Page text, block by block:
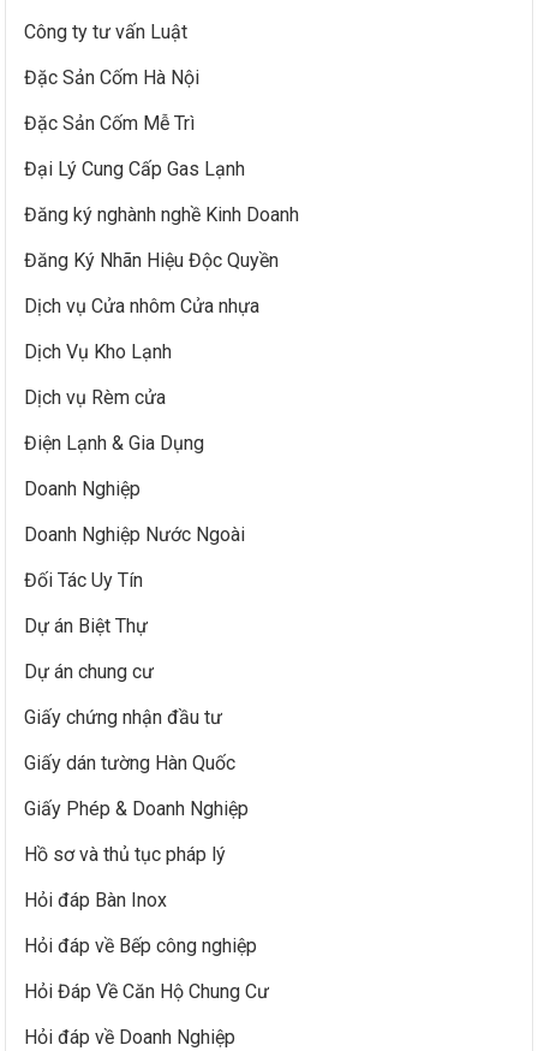
Công ty tư vấn Luật
Đặc Sản Cốm Hà Nội
Đặc Sản Cốm Mễ Trì
Đại Lý Cung Cấp Gas Lạnh
Đăng ký nghành nghề Kinh Doanh
Đăng Ký Nhãn Hiệu Độc Quyền
Dịch vụ Cửa nhôm Cửa nhựa
Dịch Vụ Kho Lạnh
Dịch vụ Rèm cửa
Điện Lạnh & Gia Dụng
Doanh Nghiệp
Doanh Nghiệp Nước Ngoài
Đối Tác Uy Tín
Dự án Biệt Thự
Dự án chung cư
Giấy chứng nhận đầu tư
Giấy dán tường Hàn Quốc
Giấy Phép & Doanh Nghiệp
Hồ sơ và thủ tục pháp lý
Hỏi đáp Bàn Inox
Hỏi đáp về Bếp công nghiệp
Hỏi Đáp Về Căn Hộ Chung Cư
Hỏi đáp về Doanh Nghiệp